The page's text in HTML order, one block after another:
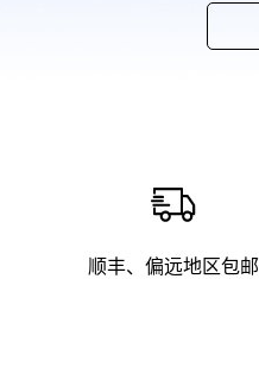
顺丰、偏远地区包邮